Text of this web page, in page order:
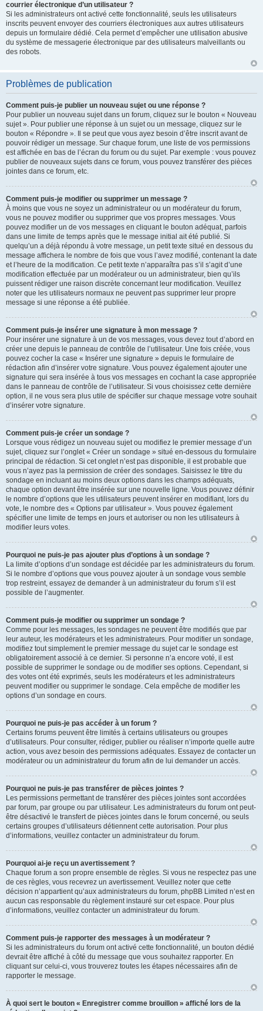
courrier électronique d’un utilisateur ?
Si les administrateurs ont activé cette fonctionnalité, seuls les utilisateurs
inscrits peuvent envoyer des courriers électroniques aux autres utilisateurs
depuis un formulaire dédié. Cela permet d’empêcher une utilisation abusive
du système de messagerie électronique par des utilisateurs malveillants ou
des robots.
Problèmes de publication
Comment puis-je publier un nouveau sujet ou une réponse ?
Pour publier un nouveau sujet dans un forum, cliquez sur le bouton « Nouveau
sujet ». Pour publier une réponse à un sujet ou un message, cliquez sur le
bouton « Répondre ». Il se peut que vous ayez besoin d’être inscrit avant de
pouvoir rédiger un message. Sur chaque forum, une liste de vos permissions
est affichée en bas de l’écran du forum ou du sujet. Par exemple : vous pouvez
publier de nouveaux sujets dans ce forum, vous pouvez transférer des pièces
jointes dans ce forum, etc.
Comment puis-je modifier ou supprimer un message ?
À moins que vous ne soyez un administrateur ou un modérateur du forum,
vous ne pouvez modifier ou supprimer que vos propres messages. Vous
pouvez modifier un de vos messages en cliquant le bouton adéquat, parfois
dans une limite de temps après que le message initial ait été publié. Si
quelqu’un a déjà répondu à votre message, un petit texte situé en dessous du
message affichera le nombre de fois que vous l’avez modifié, contenant la date
et l’heure de la modification. Ce petit texte n’apparaîtra pas s’il s’agit d’une
modification effectuée par un modérateur ou un administrateur, bien qu’ils
puissent rédiger une raison discrète concernant leur modification. Veuillez
noter que les utilisateurs normaux ne peuvent pas supprimer leur propre
message si une réponse a été publiée.
Comment puis-je insérer une signature à mon message ?
Pour insérer une signature à un de vos messages, vous devez tout d’abord en
créer une depuis le panneau de contrôle de l’utilisateur. Une fois créée, vous
pouvez cocher la case « Insérer une signature » depuis le formulaire de
rédaction afin d’insérer votre signature. Vous pouvez également ajouter une
signature qui sera insérée à tous vos messages en cochant la case appropriée
dans le panneau de contrôle de l’utilisateur. Si vous choisissez cette dernière
option, il ne vous sera plus utile de spécifier sur chaque message votre souhait
d’insérer votre signature.
Comment puis-je créer un sondage ?
Lorsque vous rédigez un nouveau sujet ou modifiez le premier message d’un
sujet, cliquez sur l’onglet « Créer un sondage » situé en-dessous du formulaire
principal de rédaction. Si cet onglet n’est pas disponible, il est probable que
vous n’ayez pas la permission de créer des sondages. Saisissez le titre du
sondage en incluant au moins deux options dans les champs adéquats,
chaque option devant être insérée sur une nouvelle ligne. Vous pouvez définir
le nombre d’options que les utilisateurs peuvent insérer en modifiant, lors du
vote, le nombre des « Options par utilisateur ». Vous pouvez également
spécifier une limite de temps en jours et autoriser ou non les utilisateurs à
modifier leurs votes.
Pourquoi ne puis-je pas ajouter plus d’options à un sondage ?
La limite d’options d’un sondage est décidée par les administrateurs du forum.
Si le nombre d’options que vous pouvez ajouter à un sondage vous semble
trop restreint, essayez de demander à un administrateur du forum s’il est
possible de l’augmenter.
Comment puis-je modifier ou supprimer un sondage ?
Comme pour les messages, les sondages ne peuvent être modifiés que par
leur auteur, les modérateurs et les administrateurs. Pour modifier un sondage,
modifiez tout simplement le premier message du sujet car le sondage est
obligatoirement associé à ce dernier. Si personne n’a encore voté, il est
possible de supprimer le sondage ou de modifier ses options. Cependant, si
des votes ont été exprimés, seuls les modérateurs et les administrateurs
peuvent modifier ou supprimer le sondage. Cela empêche de modifier les
options d’un sondage en cours.
Pourquoi ne puis-je pas accéder à un forum ?
Certains forums peuvent être limités à certains utilisateurs ou groupes
d’utilisateurs. Pour consulter, rédiger, publier ou réaliser n’importe quelle autre
action, vous avez besoin des permissions adéquates. Essayez de contacter un
modérateur ou un administrateur du forum afin de lui demander un accès.
Pourquoi ne puis-je pas transférer de pièces jointes ?
Les permissions permettant de transférer des pièces jointes sont accordées
par forum, par groupe ou par utilisateur. Les administrateurs du forum ont peut-
être désactivé le transfert de pièces jointes dans le forum concerné, ou seuls
certains groupes d’utilisateurs détiennent cette autorisation. Pour plus
d’informations, veuillez contacter un administrateur du forum.
Pourquoi ai-je reçu un avertissement ?
Chaque forum a son propre ensemble de règles. Si vous ne respectez pas une
de ces règles, vous recevrez un avertissement. Veuillez noter que cette
décision n’appartient qu’aux administrateurs du forum, phpBB Limited n’est en
aucun cas responsable du règlement instauré sur cet espace. Pour plus
d’informations, veuillez contacter un administrateur du forum.
Comment puis-je rapporter des messages à un modérateur ?
Si les administrateurs du forum ont activé cette fonctionnalité, un bouton dédié
devrait être affiché à côté du message que vous souhaitez rapporter. En
cliquant sur celui-ci, vous trouverez toutes les étapes nécessaires afin de
rapporter le message.
À quoi sert le bouton « Enregistrer comme brouillon » affiché lors de la